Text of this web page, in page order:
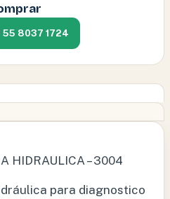
55 8037 1724
HIDRAULICA – 3004
para diagnostico